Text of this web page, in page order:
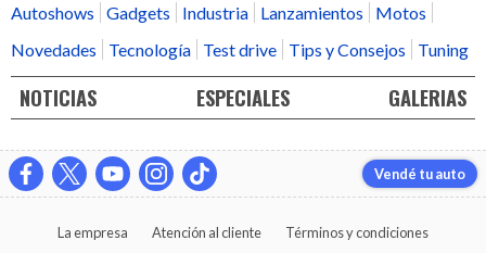
Autoshows
Gadgets Industria Lanzamientos
Motos
Novedades
Tecnología Test drive Tips y Consejos Tuning
NOTICIAS ESPECIALES GALERIAS
Vendé tu auto
La empresa Atención al cliente Términos y condiciones